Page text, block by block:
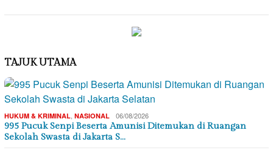
TAJUK UTAMA
HUKUM & KRIMINAL NASIONAL 06/08/2026
995 Pucuk Senpi Beserta Amunisi Ditemukan di Ruangan
Sekolah Swasta di Jakarta S…